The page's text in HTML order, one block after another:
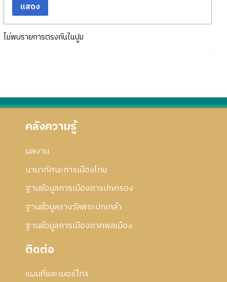
แสดง
ไม่พบรายการตรงกันในปูม
คลังความรู้
ผลงาน
นานาทัศนะการเมืองไทย
ฐานข้อมูลการเมืองการปกครอง
ฐานข้อมูลรางวัลพระปกเกล้า
ฐานข้อมูลการเมืองภาคพลเมือง
ติดต่อ
แผนที่และเบอร์โทร